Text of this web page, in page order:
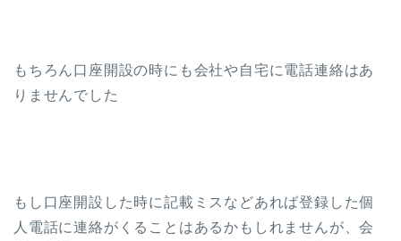
もちろん口座開設の時にも会社や自宅に電話連絡はあ
りませんでした
もし口座開設した時に記載ミスなどあれば登録した個
人電話に連絡がくることはあるかもしれませんが、会